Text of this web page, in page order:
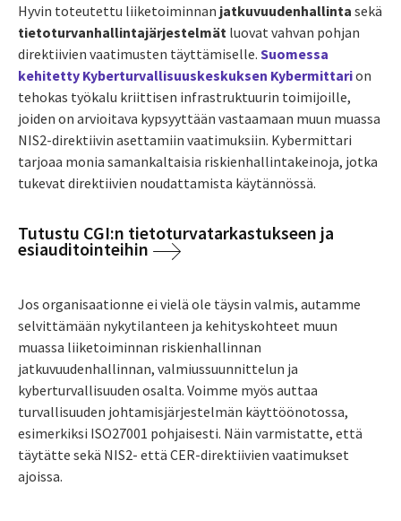
Hyvin toteutettu liiketoiminnan jatkuvuudenhallinta sekä
tietoturvanhallintajärjestelmät luovat vahvan pohjan
direktiivien vaatimusten täyttämiselle. Suomessa
kehitetty Kyberturvallisuuskeskuksen Kybermittarion
tehokas työkalu kriittisen infrastruktuurin toimijoille,
joiden on arvioitava kypsyyttään vastaamaan muun muassa
NIS2-direktiivin asettamiin vaatimuksiin. Kybermittari
tarjoaa monia samankaltaisia riskienhallintakeinoja, jotka
tukevat direktiivien noudattamista käytännössä.
Tutustu CGI:n tietoturvatarkastukseen ja
esiauditointeihin
Jos organisaationne ei vielä ole täysin valmis, autamme
selvittämään nykytilanteen ja kehityskohteet muun
muassa liiketoiminnan riskienhallinnan
jatkuvuudenhallinnan, valmiussuunnittelun ja
kyberturvallisuuden osalta. Voimme myös auttaa
turvallisuuden johtamisjärjestelmän käyttöönotossa,
esimerkiksi ISO27001 pohjaisesti. Näin varmistatte, että
täytätte sekä NIS2- että CER-direktiivien vaatimukset
ajoissa.